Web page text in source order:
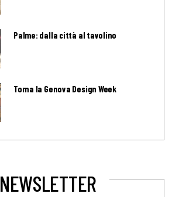
Palme: dalla città al tavolino
Torna la Genova Design Week
NEWSLETTER